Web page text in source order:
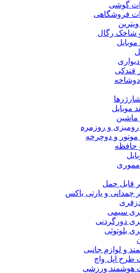
گوشی
فروشگاهی
ویترین
شاخک رگال
فندکی
دوشاخه
موبایل
ماشین
رومیزی و روزمره
موتور و دوچرخه
حافظه
قابل حمل
چمدانی و پارتی باکس
سیمی
دورگردنی
بلوتوثی
و لوازم جانبی
طرح اپل واچ
هوشمند ورزشی